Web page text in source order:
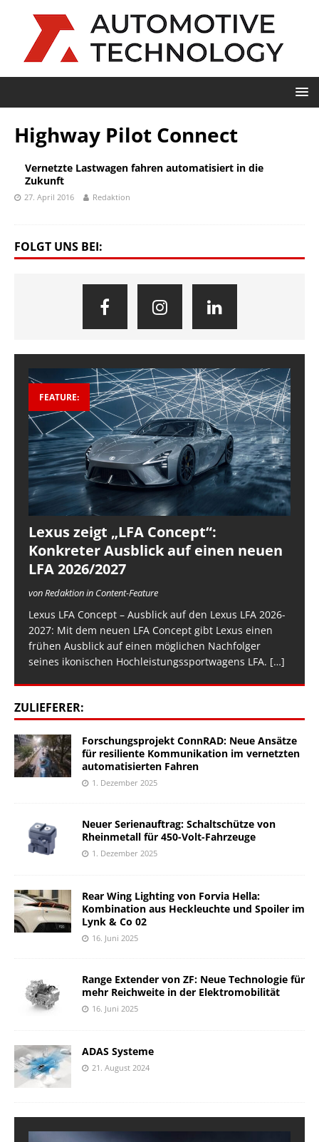
Highway Pilot Connect
Vernetzte Lastwagen fahren automatisiert in die
Zukunft
27. April 2016 Redaktion
FOLGT UNS BEI:
FEATURE:
Lexus zeigt „LFA Concept“:
Konkreter Ausblick auf einen neuen
LFA 2026/2027
von Redaktion in Content-Feature
Lexus LFA Concept – Ausblick auf den Lexus LFA 2026-
2027: Mit dem neuen LFA Concept gibt Lexus einen
frühen Ausblick auf einen möglichen Nachfolger
seines ikonischen Hochleistungssportwagens LFA. […]
ZULIEFERER:
Forschungsprojekt ConnRAD: Neue Ansätze
für resiliente Kommunikation im vernetzten
automatisierten Fahren
1. Dezember 2025
Neuer Serienauftrag: Schaltschütze von
Rheinmetall für 450-Volt-Fahrzeuge
1. Dezember 2025
Rear Wing Lighting von Forvia Hella:
Kombination aus Heckleuchte und Spoiler im
Lynk & Co 02
16. Juni 2025
Range Extender von ZF: Neue Technologie für
mehr Reichweite in der Elektromobilität
16. Juni 2025
ADAS Systeme
21. August 2024